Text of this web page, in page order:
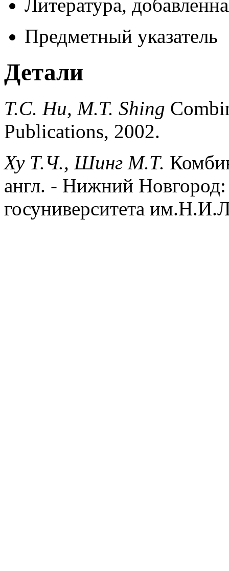
Литература,
Предметный указатель
Детали
T.C. Hu, M.T. Shing
Publications, 2002.
Ху Т.Ч., Шинг М.Т.
англ. - Нижний
госуниверситета